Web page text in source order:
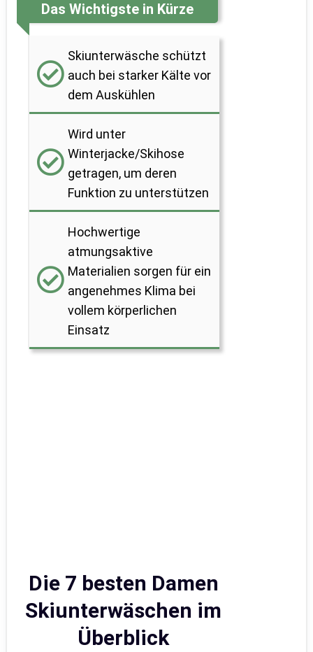
Das Wichtigste in Kürze
Skiunterwäsche schützt
auch bei starker Kälte vor
dem Auskühlen
Wird unter
Winterjacke/Skihose
getragen, um deren
Funktion zu unterstützen
Hochwertige
atmungsaktive
Materialien sorgen für ein
angenehmes Klima bei
vollem körperlichen
Einsatz
Die 7 besten Damen
Skiunterwäschen im
Überblick